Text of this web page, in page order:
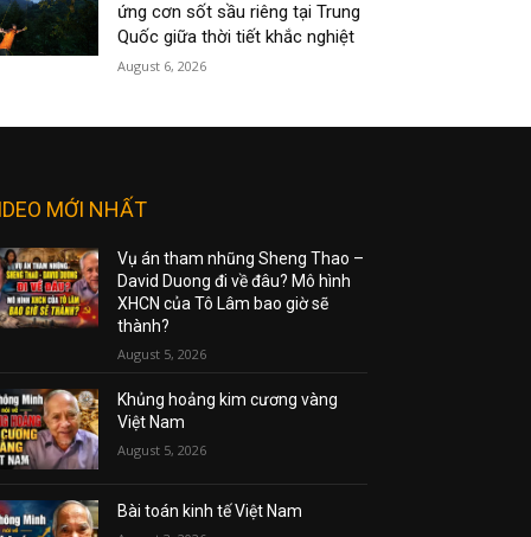
ứng cơn sốt sầu riêng tại Trung
Quốc giữa thời tiết khắc nghiệt
August 6, 2026
MỚI NHẤT
Vụ án tham nhũng Sheng Thao –
David Duong đi về đâu? Mô hình
XHCN của Tô Lâm bao giờ sẽ
thành?
August 5, 2026
Khủng hoảng kim cương vàng
Việt Nam
August 5, 2026
Bài toán kinh tế Việt Nam